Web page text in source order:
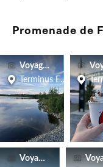
Promenade de
Voyage Manitoba
Terminus Est du
Voyage Manitoba